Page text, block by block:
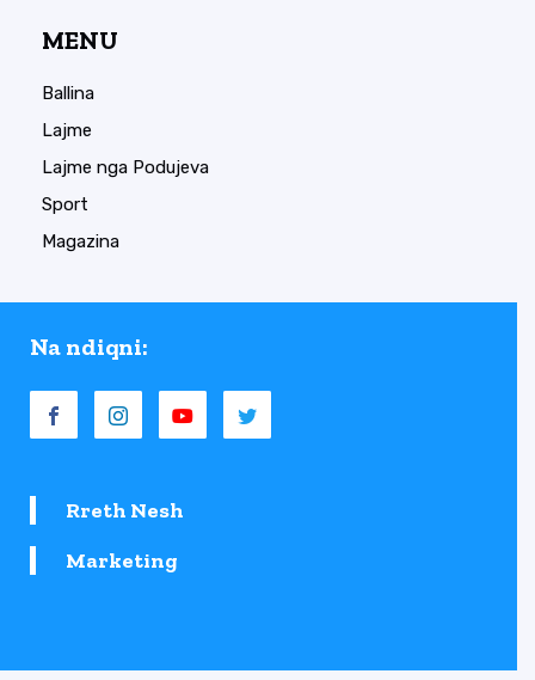
MENU
Ballina
Lajme
Lajme nga Podujeva
Sport
Magazina
Na ndiqni:
Rreth Nesh
Marketing